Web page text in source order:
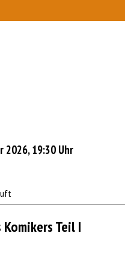
2026, 19:30 Uhr
Teil I